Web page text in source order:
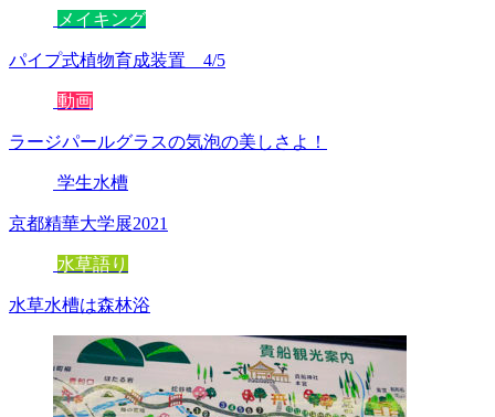
メイキング
パイプ式植物育成装置 4/5
動画
ラージパールグラスの気泡の美しさよ！
学生水槽
京都精華大学展2021
水草語り
水草水槽は森林浴